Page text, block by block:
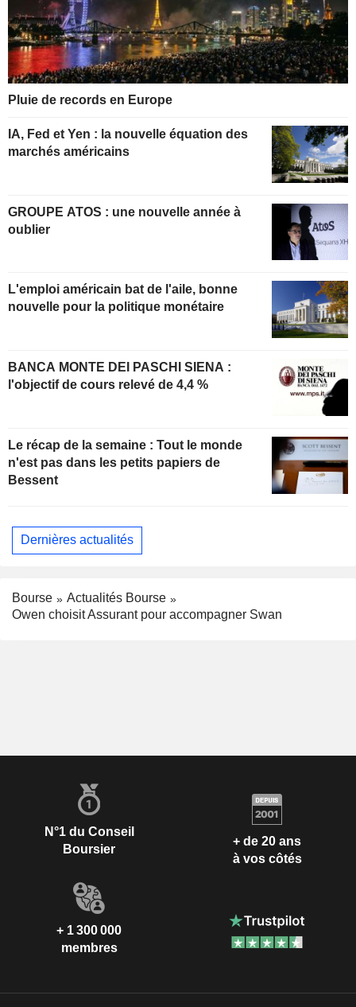
Pluie de records en Europe
IA, Fed et Yen : la nouvelle équation des
marchés américains
GROUPE ATOS : une nouvelle année à
oublier
L'emploi américain bat de l'aile, bonne
nouvelle pour la politique monétaire
BANCA MONTE DEI PASCHI SIENA :
l'objectif de cours relevé de 4,4 %
Le récap de la semaine : Tout le monde
n'est pas dans les petits papiers de
Bessent
Dernières actualités
Bourse
Actualités Bourse
Owen choisit Assurant pour accompagner Swan
N°1 du Conseil
Boursier
+ de 20 ans
à vos côtés
+ 1 300 000
membres